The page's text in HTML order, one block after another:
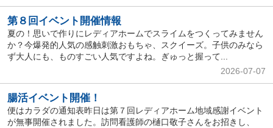
第８回イベント開催情報
夏の！思いで作りにレディアホームでスライムをつくってみません
か？今爆発的人気の感触刺激おもちゃ、スクイーズ。子供のみなら
ず大人にも、ものすごい人気ですよね。ぎゅっと握って...
2026-07-07
腸活イベント開催！
便はカラダの通知表昨日は第７回レディアホーム地域感謝イベント
が無事開催されました。訪問看護師の樋口敬子さんをお招きし、